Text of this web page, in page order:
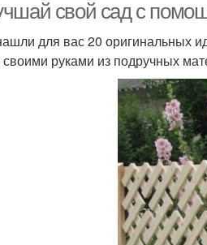
свой сад с
для вас 20 оригинальных
своими руками из подручных